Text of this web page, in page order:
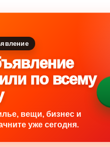
по всему
вещи, бизнес и
уже сегодня.